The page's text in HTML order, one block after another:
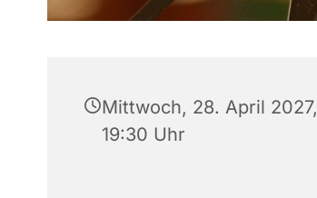
Mittwoch, 28. April 2027,
19:30 Uhr